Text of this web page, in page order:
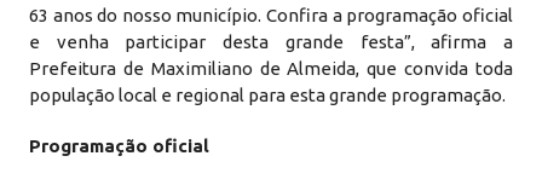
63 anos do nosso município. Confira a programação oficial
e venha participar desta grande festa”, afirma a
Prefeitura de Maximiliano de Almeida, que convida toda
população local e regional para esta grande programação.
Programação oficial